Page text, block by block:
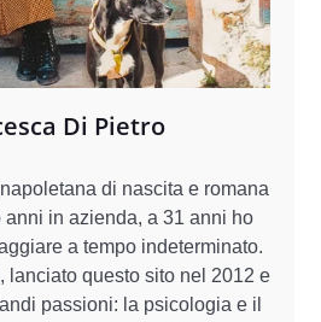
Di Pietro
di nascita e romana
anni in azienda, a 31 anni ho
a tempo indeterminato.
lanciato questo sito nel 2012 e
passioni: la psicologia e il